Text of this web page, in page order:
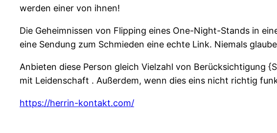
werden einer von ihnen!
Die Geheimnissen von Flipping eines One-Night-Stands in
eine Sendung zum Schmieden eine echte Link. Niemals
Anbieten diese Person gleich Vielzahl von Berücksichtigung
mit Leidenschaft . Außerdem, wenn dies eins nicht richtig
https://herrin-kontakt.com/